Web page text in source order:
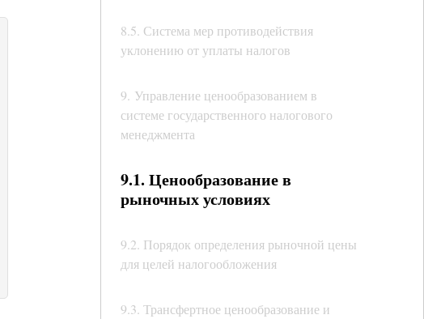
8.5. Система мер противодействия
уклонению от уплаты налогов
9. Управление ценообразованием в
системе государственного налогового
менеджмента
9.1. Ценообразование в
рыночных условиях
9.2. Порядок определения рыночной цены
для целей налогообложения
9.3. Трансфертное ценообразование и